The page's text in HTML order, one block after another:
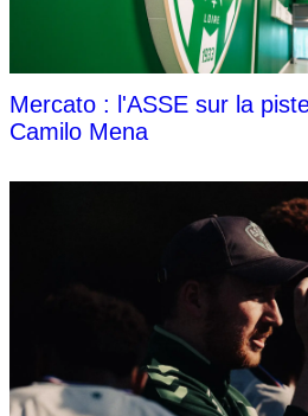
Mercato : l'ASSE sur la
Camilo Mena